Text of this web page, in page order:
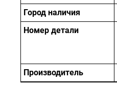
Город наличия
Номер детали
Производитель